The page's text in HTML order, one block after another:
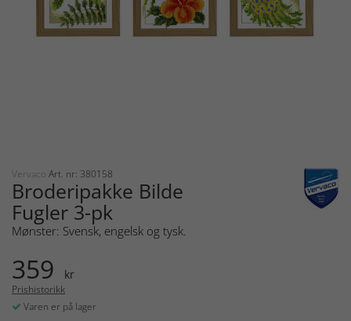
Vervaco Art. nr: 380158
Broderipakke Bilde
Fugler 3-pk
Mønster: Svensk, engelsk og tysk.
359 kr
Prishistorikk
Varen er på lager